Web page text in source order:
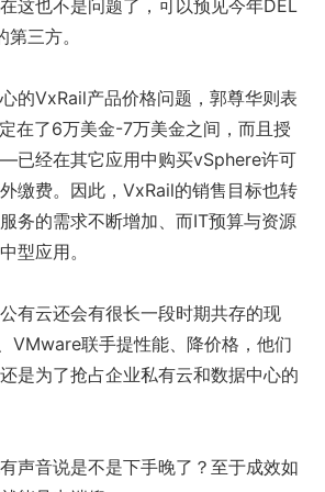
这也不是问题了，可以预见今年DEL
三方。
VxRail产品价格问题，郭尊华则表
在了6万美金-7万美金之间，而且授
已经在其它应用中购买vSphere许可
缴费。因此，VxRail的销售目标也转
务的需求不断增加、而IT预算与资源
型应用。
云还会有很长一段时期共存的现
VMware联手提性能、降价格，他们
是为了抢占企业私有云和数据中心的
音说是不是下手晚了？至于成效如